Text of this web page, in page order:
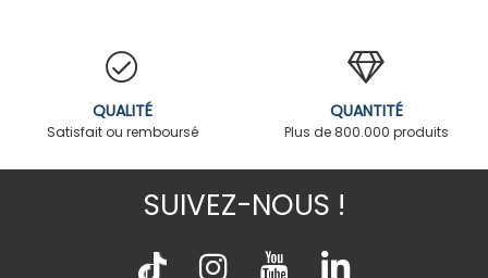
QUALITÉ
Satisfait ou remboursé
QUANTITÉ
Plus de 800.000 produits
SUIVEZ-NOUS !